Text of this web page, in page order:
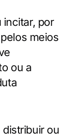
incitar, por
meios
ou a
distribuir ou